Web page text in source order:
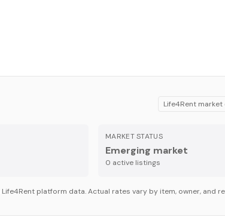
Life4Rent market
MARKET STATUS
Emerging market
0 active listings
platform data. Actual rates vary by item, owner, and